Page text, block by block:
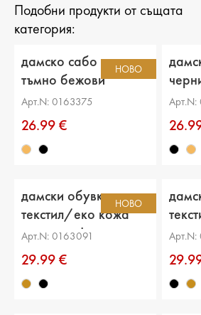
Подобни продукти от същата
категория:
НОВО
дамско сабо текстил
тъмно бежови
Арт.N: 0163375
26.99 €
НОВО
дамски обувки
текстил/еко кожа
светло кафяви
Арт.N: 0163091
29.99 €